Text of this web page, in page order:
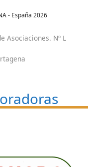
- España 2026
Asociaciones. Nº L